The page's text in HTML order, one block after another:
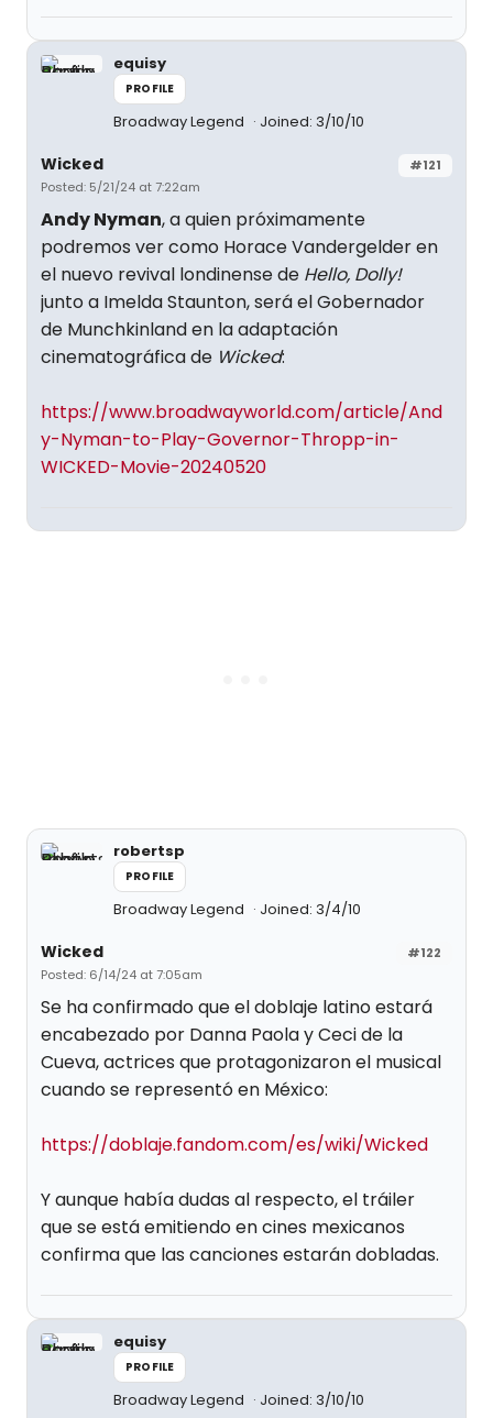
equisy
PROFILE
Broadway Legend Joined: 3/10/10
#121
Wicked
Posted: 5/21/24 at 7:22am
Andy Nyman, a quien próximamente
podremos ver como Horace Vandergelder en
el nuevo revival londinense de Hello, Dolly!
junto a Imelda Staunton, será el Gobernador
de Munchkinland en la adaptación
cinematográfica de Wicked:
https://www.broadwayworld.com/article/And
y-Nyman-to-Play-Governor-Thropp-in-
WICKED-Movie-20240520
robertsp
PROFILE
Broadway Legend Joined: 3/4/10
#122
Wicked
Posted: 6/14/24 at 7:05am
Se ha confirmado que el doblaje latino estará
encabezado por Danna Paola y Ceci de la
Cueva, actrices que protagonizaron el musical
cuando se representó en México:
https://doblaje.fandom.com/es/wiki/Wicked
Y aunque había dudas al respecto, el tráiler
que se está emitiendo en cines mexicanos
confirma que las canciones estarán dobladas.
equisy
PROFILE
Broadway Legend Joined: 3/10/10